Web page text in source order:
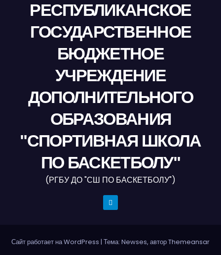
РЕСПУБЛИКАНСКОЕ
ГОСУДАРСТВЕННОЕ
БЮДЖЕТНОЕ
УЧРЕЖДЕНИЕ
ДОПОЛНИТЕЛЬНОГО
ОБРАЗОВАНИЯ
"СПОРТИВНАЯ ШКОЛА
ПО БАСКЕТБОЛУ"
(РГБУ ДО "СШ ПО БАСКЕТБОЛУ")
Сайт работает на WordPress | Тема: Newses, авторThemeansar